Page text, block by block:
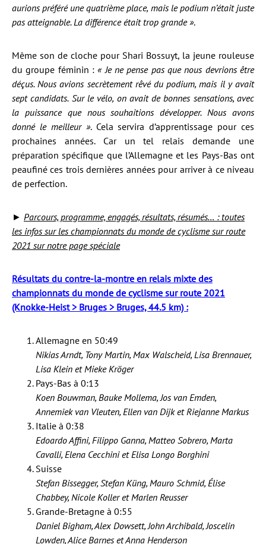
aurions préféré une quatrième place, mais le podium n’était juste
pas atteignable. La différence était trop grande ».
Même son de cloche pour Shari Bossuyt, la jeune rouleuse
du groupe féminin :« Je ne pense pas que nous devrions être
déçus. Nous avions secrètement rêvé du podium, mais il y avait
sept candidats. Sur le vélo, on avait de bonnes sensations, avec
la puissance que nous souhaitions développer. Nous avons
donné le meilleur ». Cela servira d’apprentissage pour ces
prochaines années. Car un tel relais demande une
préparation spécifique que l’Allemagne et les Pays-Bas ont
peaufiné ces trois dernières années pour arriver à ce niveau
de perfection.
► Parcours, programme, engagés, résultats, résumés… : toutes
les infos sur les championnats du monde de cyclisme sur route
2021 sur notre page spéciale
Résultats du contre-la-montre en relais mixte des
championnats du monde de cyclisme sur route 2021
(Knokke-Heist > Bruges > Bruges, 44.5 km) :
Allemagne en 50:49
Nikias Arndt, Tony Martin, Max Walscheid, Lisa Brennauer,
Lisa Klein et Mieke Kröger
Pays-Bas à 0:13
Koen Bouwman, Bauke Mollema, Jos van Emden,
Annemiek van Vleuten, Ellen van Dijk et Riejanne Markus
Italie à 0:38
Edoardo Affini, Filippo Ganna, Matteo Sobrero, Marta
Cavalli, Elena Cecchini et Elisa Longo Borghini
Suisse
Stefan Bissegger, Stefan Küng, Mauro Schmid, Élise
Chabbey, Nicole Koller et Marlen Reusser
Grande-Bretagne à 0:55
Daniel Bigham, Alex Dowsett, John Archibald, Joscelin
Lowden, Alice Barnes et Anna Henderson